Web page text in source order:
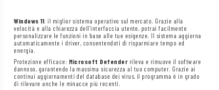
Windows 11: il miglior sistema operativo sul mercato. Grazie alla
velocità e alla chiarezza dell’interfaccia utente, potrai facilmente
personalizzare le funzioni in base alle tue esigenze. Il sistema aggiorna
automaticamente i driver, consentendoti di risparmiare tempo ed
energia.
Protezione efficace: Microsoft Defender rileva e rimuove il software
dannoso, garantendo la massima sicurezza al tuo computer. Grazie ai
continui aggiornamenti del database dei virus, il programma è in grado
di rilevare anche le minacce più recenti.